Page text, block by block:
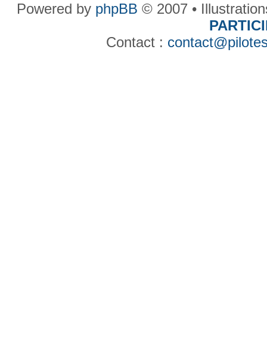
Powered by phpBB © 2007 •
Contact :